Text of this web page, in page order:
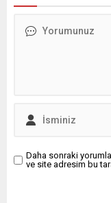
yaratmayı ve
Daha sonraki
ve site adresim bu